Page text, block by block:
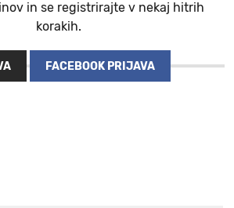
in se registrirajte v nekaj hitrih
korakih.
FACEBOOK PRIJAVA